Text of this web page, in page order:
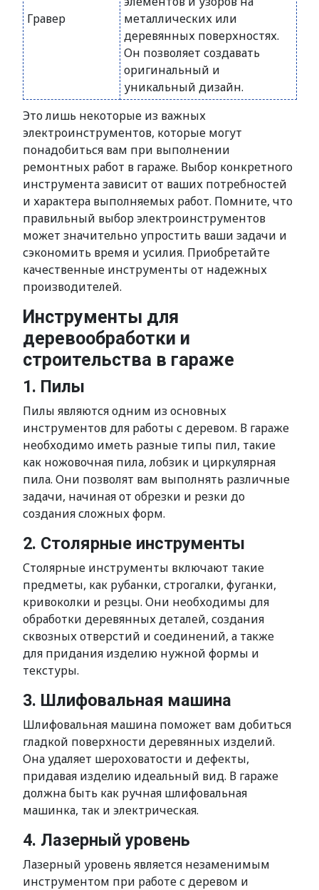
Гравер
металлических или
деревянных поверхностях.
Он позволяет создавать
оригинальный и
уникальный дизайн.
Это лишь некоторые из важных
электроинструментов, которые могут
понадобиться вам при выполнении
ремонтных работ в гараже. Выбор конкретного
инструмента зависит от ваших потребностей
и характера выполняемых работ. Помните, что
правильный выбор электроинструментов
может значительно упростить ваши задачи и
сэкономить время и усилия. Приобретайте
качественные инструменты от надежных
производителей.
Инструменты для
деревообработки и
строительства в гараже
1. Пилы
Пилы являются одним из основных
инструментов для работы с деревом. В гараже
необходимо иметь разные типы пил, такие
как ножовочная пила, лобзик и циркулярная
пила. Они позволят вам выполнять различные
задачи, начиная от обрезки и резки до
создания сложных форм.
2. Столярные инструменты
Столярные инструменты включают такие
предметы, как рубанки, строгалки, фуганки,
кривоколки и резцы. Они необходимы для
обработки деревянных деталей, создания
сквозных отверстий и соединений, а также
для придания изделию нужной формы и
текстуры.
3. Шлифовальная машина
Шлифовальная машина поможет вам добиться
гладкой поверхности деревянных изделий.
Она удаляет шероховатости и дефекты,
придавая изделию идеальный вид. В гараже
должна быть как ручная шлифовальная
машинка, так и электрическая.
4. Лазерный уровень
Лазерный уровень является незаменимым
инструментом при работе с деревом и